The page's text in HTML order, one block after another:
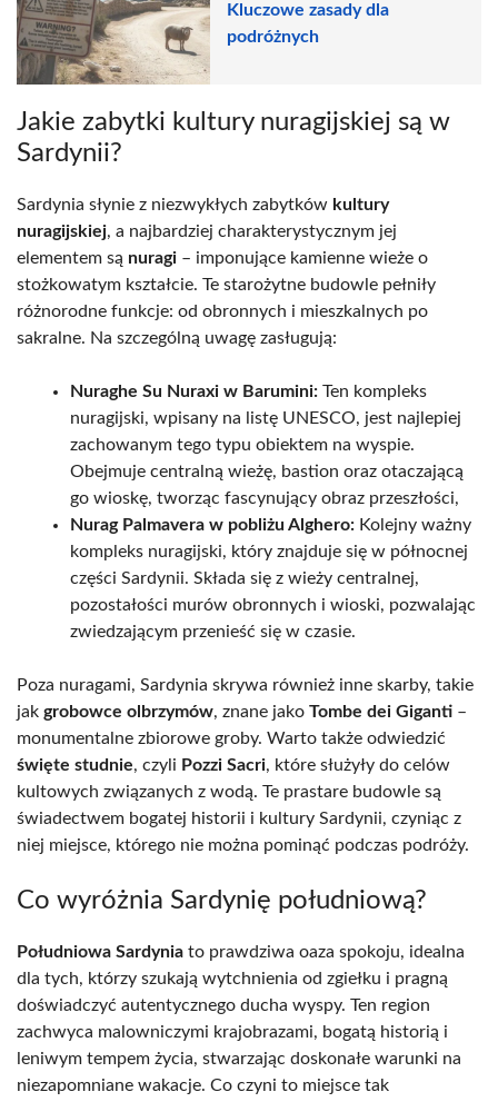
Kluczowe zasady dla
podróżnych
Jakie zabytki kultury nuragijskiej są w
Sardynii?
Sardynia słynie z niezwykłych zabytków kultury
nuragijskiej, a najbardziej charakterystycznym jej
elementem są nuragi – imponujące kamienne wieże o
stożkowatym kształcie. Te starożytne budowle pełniły
różnorodne funkcje: od obronnych i mieszkalnych po
sakralne. Na szczególną uwagę zasługują:
Nuraghe Su Nuraxi w Barumini: Ten kompleks
nuragijski, wpisany na listę UNESCO, jest najlepiej
zachowanym tego typu obiektem na wyspie.
Obejmuje centralną wieżę, bastion oraz otaczającą
go wioskę, tworząc fascynujący obraz przeszłości,
Nurag Palmavera w pobliżu Alghero: Kolejny ważny
kompleks nuragijski, który znajduje się w północnej
części Sardynii. Składa się z wieży centralnej,
pozostałości murów obronnych i wioski, pozwalając
zwiedzającym przenieść się w czasie.
Poza nuragami, Sardynia skrywa również inne skarby, takie
jak grobowce olbrzymów, znane jako Tombe dei Giganti –
monumentalne zbiorowe groby. Warto także odwiedzić
święte studnie, czyli Pozzi Sacri, które służyły do celów
kultowych związanych z wodą. Te prastare budowle są
świadectwem bogatej historii i kultury Sardynii, czyniąc z
niej miejsce, którego nie można pominąć podczas podróży.
Co wyróżnia Sardynię południową?
Południowa Sardynia to prawdziwa oaza spokoju, idealna
dla tych, którzy szukają wytchnienia od zgiełku i pragną
doświadczyć autentycznego ducha wyspy. Ten region
zachwyca malowniczymi krajobrazami, bogatą historią i
leniwym tempem życia, stwarzając doskonałe warunki na
niezapomniane wakacje. Co czyni to miejsce tak